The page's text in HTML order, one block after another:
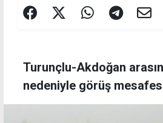
Turunçlu-Akdoğan
nedeniyle görüş